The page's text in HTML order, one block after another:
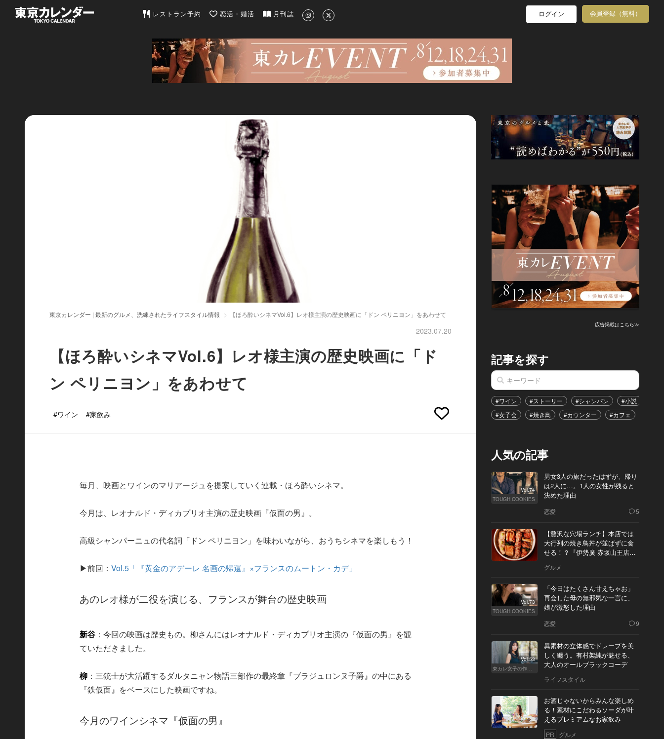
東京カレンダー | 最新のグルメ、洗練されたライフスタイル情報
レストラン予約 恋活・婚活 月刊誌 ログイン 会員登録（無料）
東京カレンダー | 最新のグルメ、洗練されたライフスタイル情報 【ほろ酔いシネマVol.6】レオ様主演の歴史映画に「ドン ペリニヨン」をあわせて
2023.07.20
【ほろ酔いシネマVol.6】レオ様主演の歴史映画に「ド
ン ペリニヨン」をあわせて
#ワイン #家飲み
毎月、映画とワインのマリアージュを提案していく連載・ほろ酔いシネマ。
今月は、レオナルド・ディカプリオ主演の歴史映画『仮面の男』。
高級シャンパーニュの代名詞「ドン ペリニヨン」を味わいながら、おうちシネマを楽しもう！
▶前回：Vol.5「『黄金のアデーレ 名画の帰還』×フランスのムートン・カデ」
あのレオ様が二役を演じる、フランスが舞台の歴史映画
新谷 ：今回の映画は歴史もの。柳さんにはレオナルド・ディカプリオ主演の『仮面の男』を観
ていただきました。
柳 ：三銃士が大活躍するダルタニャン物語三部作の最終章『ブラジュロンヌ子爵』の中にある
『鉄仮面』をベースにした映画ですね。
今月のワインシネマ『仮面の男』
広告掲載はこちら≫
記事を探す
#ワイン #ストーリー #シャンパン #小説
#女子会
#焼き鳥 #カウンター #カフェ
人気の記事
Vol.74
TOUGH COOKIES
男女3人の旅だったはずが、帰り
は2人に…。1人の女性が残ると
決めた理由
恋愛 5
【贅沢な穴場ランチ】本店では
大行列の焼き鳥丼が並ばずに食
せる！？『伊勢廣 赤坂山王店』
グルメ
Vol.73
TOUGH COOKIES
「今日はたくさん甘えちゃお」
再会した母の無邪気な一言に、
娘が激怒した理由
恋愛 9
Vol.53
東カレ女子の作り方
異素材の立体感でドレープを美
しく纏う。有村架純が魅せる、
大人のオールブラックコーデ
ライフスタイル
お酒じゃないからみんな楽しめ
る！素材にこだわるソーダが叶
えるプレミアムなお家飲み
PR グルメ